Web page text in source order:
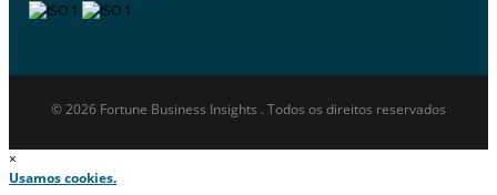
© 2026 Fortune Business Insights . Todos os direitos reservados
×
Usamos cookies.